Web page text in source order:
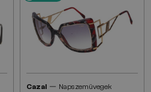
Cazal — Napszemüvegek